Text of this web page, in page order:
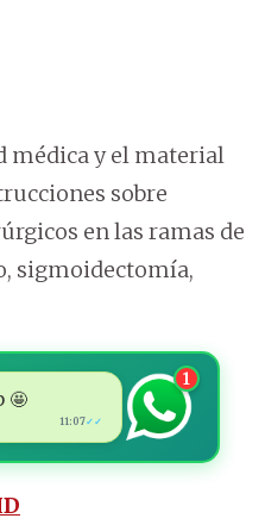
médica y el material
sobre
en las ramas de
sigmoidectomía,
🤩
11:07✓✓
1